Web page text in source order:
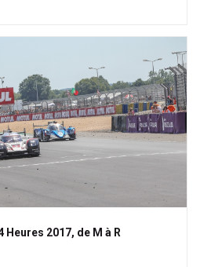
Heures 2017, de M à R